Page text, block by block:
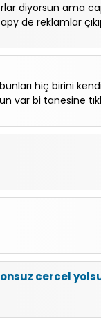
diyorsun ama
de reklamlar
hiç birini
var bi tanesine
cercel